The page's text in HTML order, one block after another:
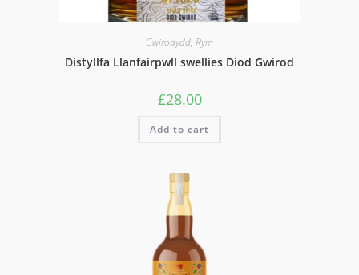
Gwirodydd, Rym
Distyllfa Llanfairpwll swellies Diod Gwirod
£28.00
Add to cart